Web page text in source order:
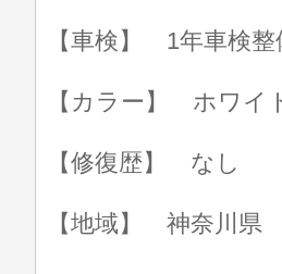
【車検】 1年車検整
【カラー】 ホワイ
【修復歴】 なし
【地域】 神奈川県